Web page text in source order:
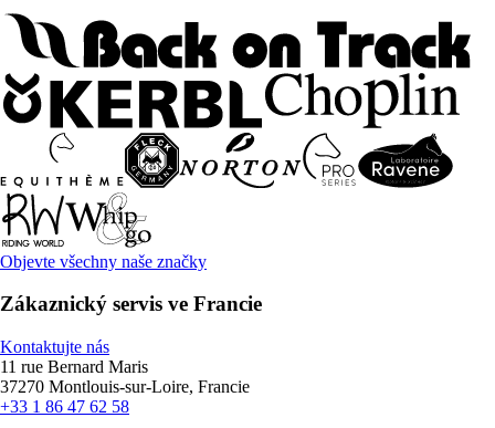
Objevte všechny naše značky
Zákaznický servis ve Francie
Kontaktujte nás
11 rue Bernard Maris
37270 Montlouis-sur-Loire, Francie
+33 1 86 47 62 58